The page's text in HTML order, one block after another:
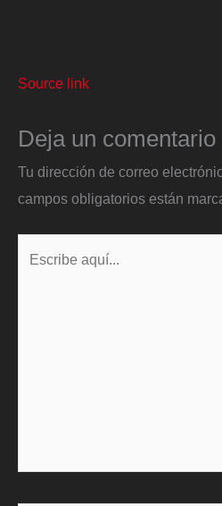
Source link
Deja un comentario
Tu dirección de correo
campos obligatorios están